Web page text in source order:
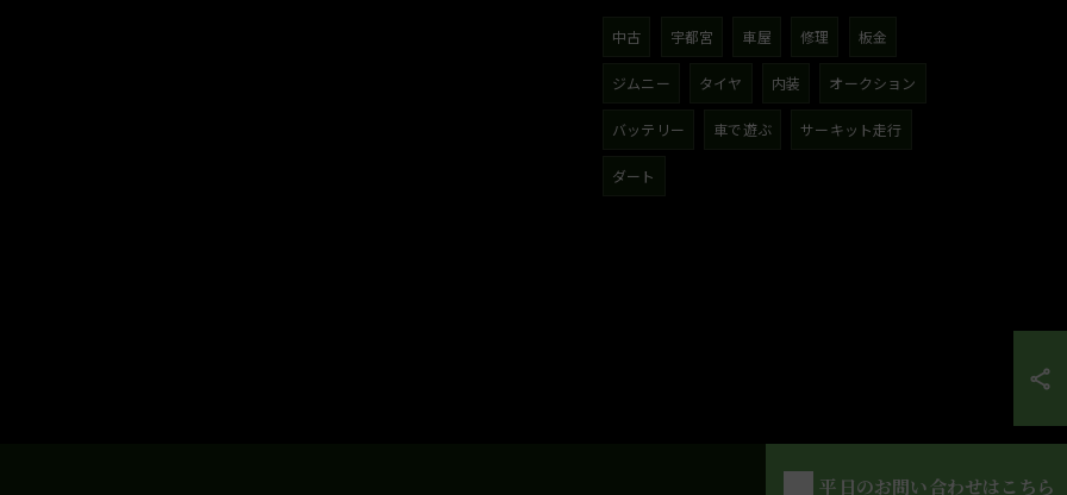
中古 宇都宮 車屋 修理 板金
ジムニー タイヤ 内装 オークション
バッテリー 車で遊ぶ サーキット走行
ダート
平日のお問い合わせはこちら